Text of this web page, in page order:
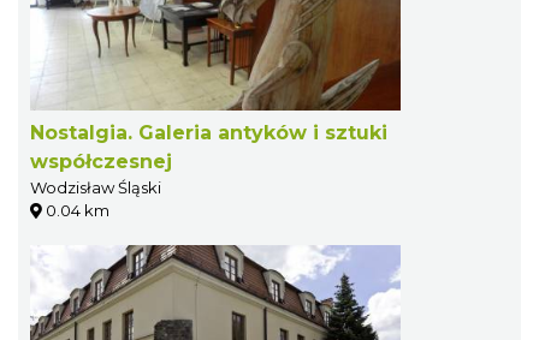
Nostalgia. Galeria antyków i sztuki
współczesnej
Wodzisław Śląski
0.04 km